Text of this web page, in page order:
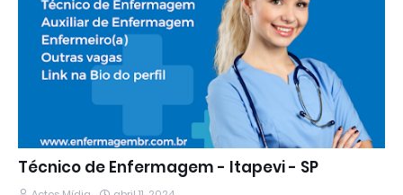
Técnico de Enfermagem - Itapevi - SP